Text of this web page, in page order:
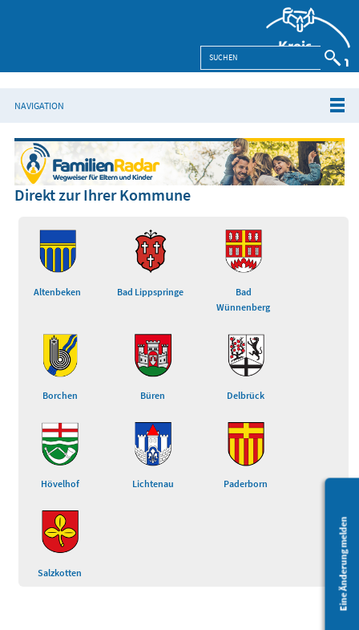
NAVIGATION
Eine Änderung melden
Direkt zur Ihrer Kommune
Altenbeken Bad Lippspringe
Bad
Wünnenberg
Borchen Büren Delbrück
Hövelhof Lichtenau Paderborn
Salzkotten